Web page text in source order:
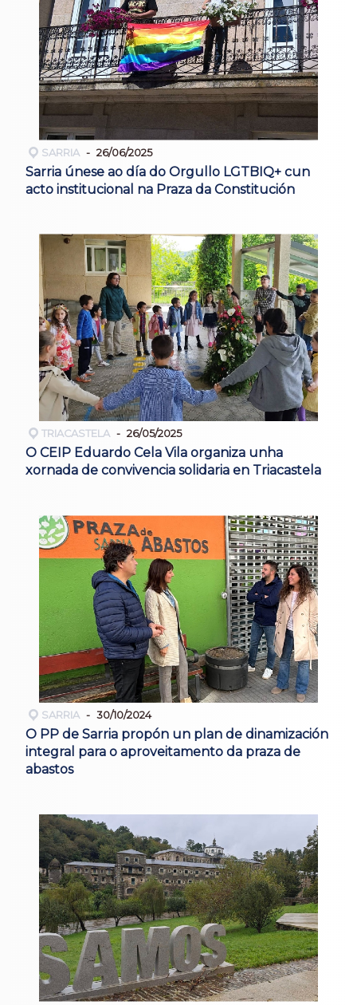
SARRIA 26/06/2025
Sarria únese ao día do Orgullo LGTBIQ+ cun
acto institucional na Praza da Constitución
TRIACASTELA 26/05/2025
O CEIP Eduardo Cela Vila organiza unha
xornada de convivencia solidaria en Triacastela
SARRIA 30/10/2024
O PP de Sarria propón un plan de dinamización
integral para o aproveitamento da praza de
abastos